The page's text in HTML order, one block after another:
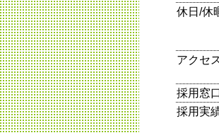
休日/休
アクセ
採用窓
採用実